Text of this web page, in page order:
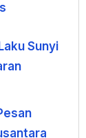
Sunyi